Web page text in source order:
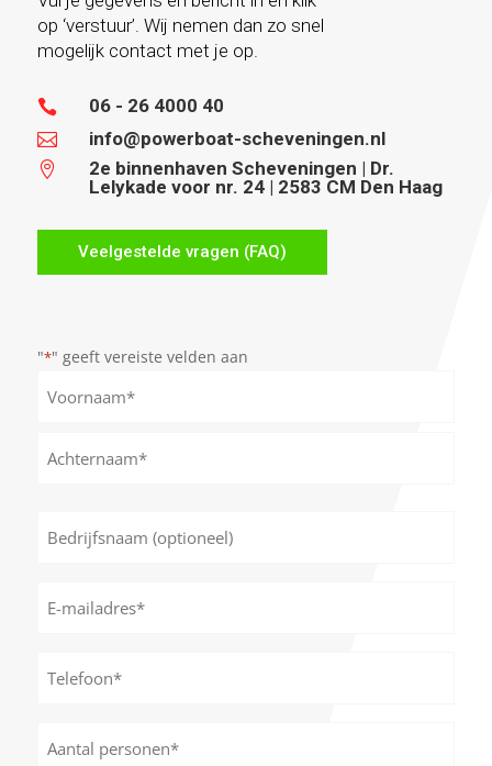
op ‘verstuur’. Wij nemen dan zo snel
mogelijk contact met je op.
 06 - 26 4000 40
 info@powerboat-scheveningen.nl

2e binnenhaven Scheveningen | Dr.
Lelykade voor nr. 24 | 2583 CM Den Haag
Veelgestelde vragen (FAQ)
"*" geeft vereiste velden aan
(optioneel)
mailadres
personen